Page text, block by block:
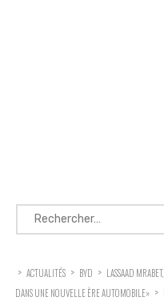
Rechercher :
> ACTUALITÉS > BYD > LASSAAD
DANS UNE NOUVELLE ÈRE AUTOMOBILE» >